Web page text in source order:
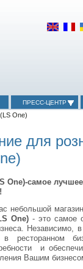
ПРЕСС-ЦЕНТР
One)
для
One)-самое
небольшой магазин
One) - это самое
Независимо,
в ресторанном
и
Вашим